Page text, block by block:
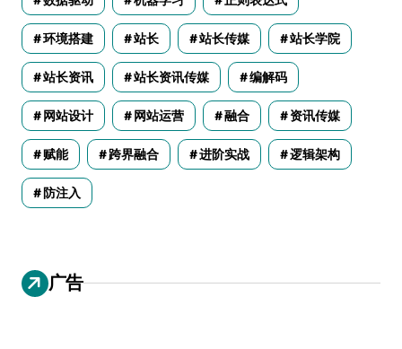
环境搭建 站长 站长传媒 站长学院
站长资讯 站长资讯传媒 编解码
网站设计 网站运营 融合 资讯传媒
赋能 跨界融合 进阶实战 逻辑架构
防注入
广告